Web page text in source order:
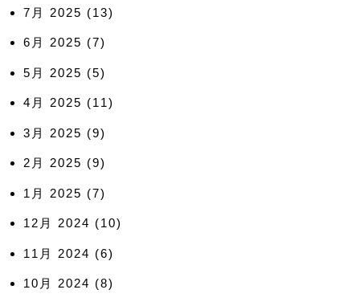
7月 2025 (13)
6月 2025 (7)
5月 2025 (5)
4月 2025 (11)
3月 2025 (9)
2月 2025 (9)
1月 2025 (7)
12月 2024 (10)
11月 2024 (6)
10月 2024 (8)